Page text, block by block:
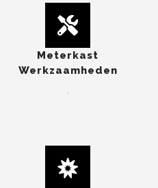
Meterkast
Werkzaamheden